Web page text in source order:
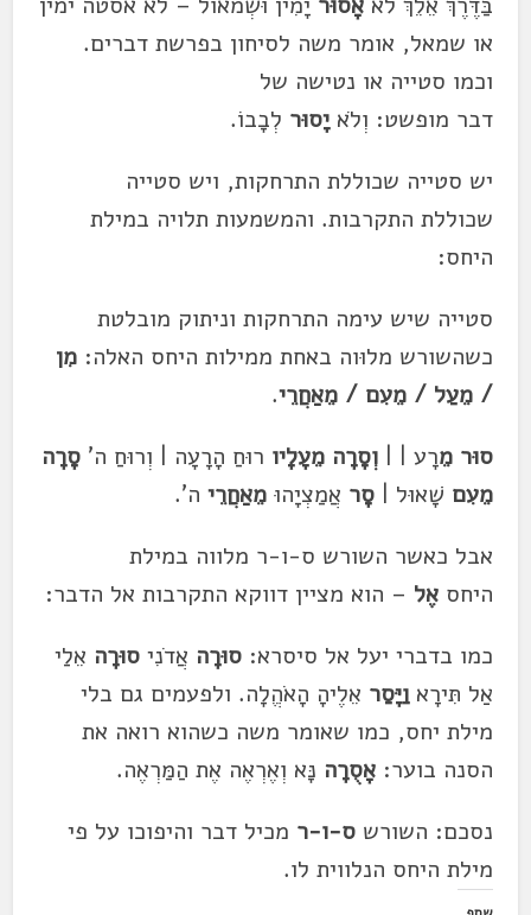
או שמאל, אומר משה לסיחון בפרשתדברים.
וכמו סטייה או נטישה של
דבר מופשט: וְלֹאיָסוּר לְבָבוֹ.
יש סטייה שכוללת התרחקות, ויש סטייה
שכוללת התקרבות. והמשמעות תלויה במילת
היחס:
סטייה שיש עימה התרחקות וניתוק מובלטת
כשהשורש מלוּוה באחת ממילות היחס האלה:מִן
/ מֵעַל / מֵעִם / מֵאַחֲרֵי.
סוּר מֵרָע | |וְסָרָה מֵעָלָיו רוּחַ הָרָעָה | וְרוּחַ ה'סָרָה
מֵעִם שָׁאוּל |סָר אֲמַצְיָהוּמֵאַחֲרֵי ה'.
אבל כאשר השורש ס-ו-ר מלווה במילת
היחסאֶל – הוא מציין דווקא התקרבות אל הדבר:
כמו בדברי יעל אל סיסרא:סוּרָה אֲדֹנִיסוּרָה אֵלַי
אַל תִּירָאוַיָּסַר אֵלֶיהָ הָאֹהֱלָה. ולפעמים גם בלי
מילת יחס, כמו שאומר משה כשהוא רואה את
הסנה בוער:אָסֻרָה נָּא וְאֶרְאֶה אֶת הַמַּרְאֶה.
נסכם: השורשס-ו-ר מכילדבר והיפוכו על פי
מילת היחס הנלווית לו.